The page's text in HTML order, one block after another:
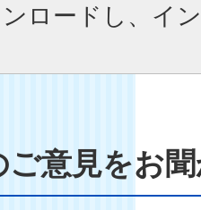
ロードし、イ
意見をお